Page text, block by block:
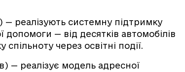
— реалізують системну підтримку
— від десятків автомобілів
через освітні події.
— реалізує модель адресної